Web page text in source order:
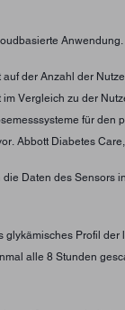
Anwendung.
auf der Anzahl der
im Vergleich zu der
für den
Abbott Diabetes
die Daten des Sensors
glykämisches Profil der
alle 8 Stunden